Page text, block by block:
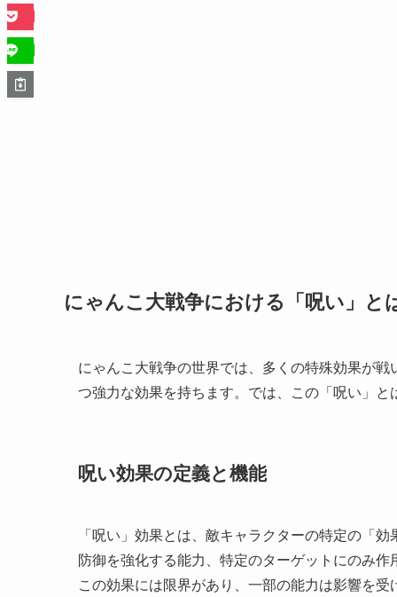
にゃんこ大戦争における「呪い」と
にゃんこ大戦争の世界では、多くの特殊効果が
つ強力な効果を持ちます。では、この「呪い」
呪い効果の定義と機能
「呪い」効果とは、敵キャラクターの特定の「
防御を強化する能力、特定のターゲットにのみ
この効果には限界があり、一部の能力は影響を